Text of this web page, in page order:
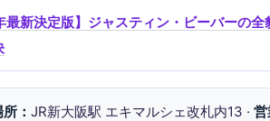
最新決定版】ジャスティン・ビーバーの
： JR新大阪駅 エキマルシェ改札内13 ·